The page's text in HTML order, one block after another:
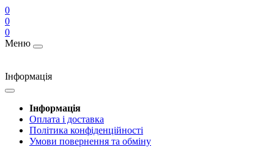
0
0
0
Меню
Інформація
Інформація
Оплата і доставка
Політика конфіденційності
Умови повернення та обміну